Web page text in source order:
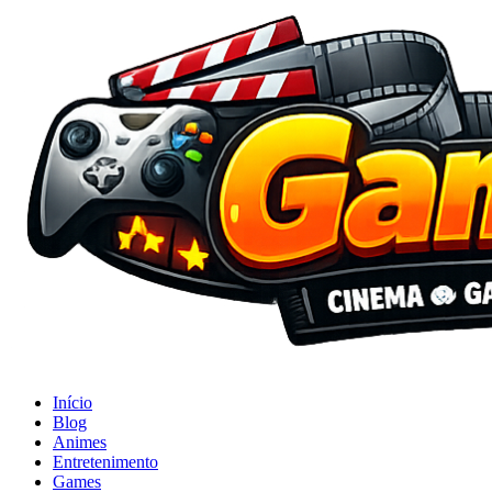
Início
Blog
Animes
Entretenimento
Games